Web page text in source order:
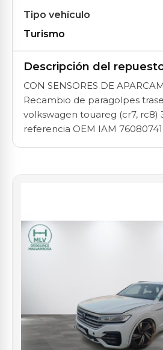
Tipo vehículo
Turismo
Descripción del
CON SENSORES DE
Recambio de paragolpes
volkswagen touareg (cr7, rc8)
referencia OEM IAM